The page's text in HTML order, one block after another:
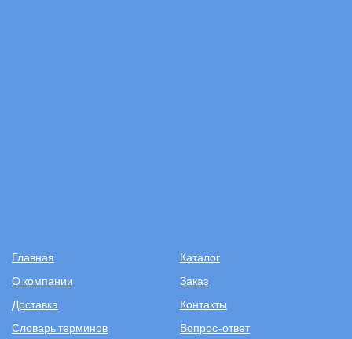
Главная
Каталог
О компании
Заказ
Доставка
Контакты
Словарь терминов
Вопрос-ответ